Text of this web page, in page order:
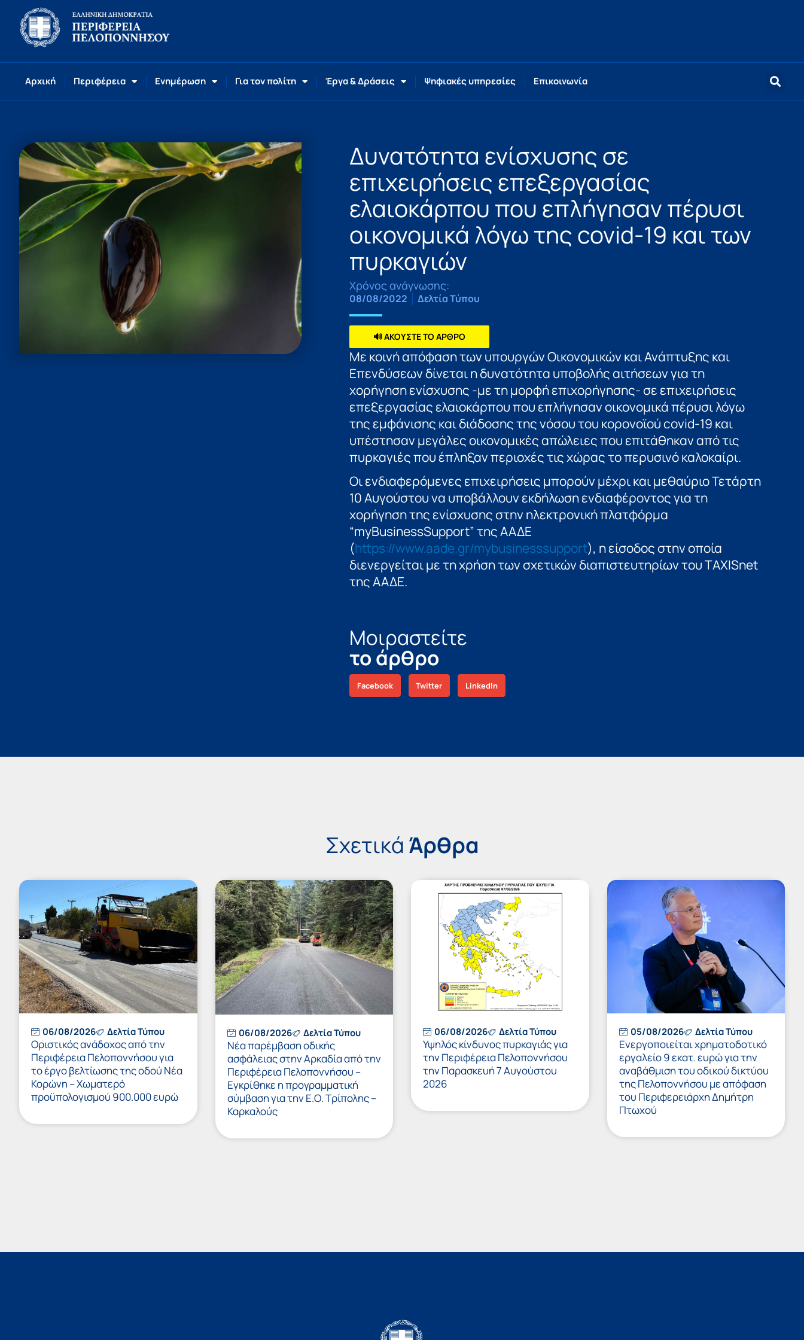
Αρχική Περιφέρεια Ενημέρωση Για τον πολίτη Έργα & Δράσεις Ψηφιακές υπηρεσίες Επικοινωνία
Δυνατότητα ενίσχυσης σε
επιχειρήσεις επεξεργασίας
ελαιοκάρπου που επλήγησαν πέρυσι
οικονομικά λόγω της covid-19 και των
πυρκαγιών
Χρόνος ανάγνωσης:
08/08/2022 Δελτία Τύπου
🔊 ΑΚΟΥΣΤΕ ΤΟ ΑΡΘΡΟ
Με κοινή απόφαση των υπουργών Οικονομικών και Ανάπτυξης και
Επενδύσεων δίνεται η δυνατότητα υποβολής αιτήσεων για τη
χορήγηση ενίσχυσης -με τη μορφή επιχορήγησης- σε επιχειρήσεις
επεξεργασίας ελαιοκάρπου που επλήγησαν οικονομικά πέρυσι λόγω
της εμφάνισης και διάδοσης της νόσου του κορονοϊού covid-19 και
υπέστησαν μεγάλες οικονομικές απώλειες που επιτάθηκαν από τις
πυρκαγιές που έπληξαν περιοχές τις χώρας το περυσινό καλοκαίρι.
Οι ενδιαφερόμενες επιχειρήσεις μπορούν μέχρι και μεθαύριο Τετάρτη
10 Αυγούστου να υποβάλλουν εκδήλωση ενδιαφέροντος για τη
χορήγηση της ενίσχυσης στην ηλεκτρονική πλατφόρμα
“myBusinessSupport” της ΑΑΔΕ
(https://www.aade.gr/mybusinesssupport), η είσοδος στην οποία
διενεργείται με τη χρήση των σχετικών διαπιστευτηρίων του TAXISnet
της ΑΑΔΕ.
Μοιραστείτε
το άρθρο
Facebook Twitter LinkedIn
Σχετικά Άρθρα
06/08/2026 Δελτία Τύπου
Οριστικός ανάδοχος από την
Περιφέρεια Πελοποννήσου για
το έργο βελτίωσης της οδού Νέα
Κορώνη – Χωματερό
προϋπολογισμού 900.000 ευρώ
06/08/2026 Δελτία Τύπου
Νέα παρέμβαση οδικής
ασφάλειας στην Αρκαδία από την
Περιφέρεια Πελοποννήσου –
Εγκρίθηκε η προγραμματική
σύμβαση για την Ε.Ο. Τρίπολης –
Καρκαλούς
06/08/2026 Δελτία Τύπου
Υψηλός κίνδυνος πυρκαγιάς για
την Περιφέρεια Πελοποννήσου
την Παρασκευή 7 Αυγούστου
2026
05/08/2026 Δελτία Τύπου
Ενεργοποιείται χρηματοδοτικό
εργαλείο 9 εκατ. ευρώ για την
αναβάθμιση του οδικού δικτύου
της Πελοποννήσου με απόφαση
του Περιφερειάρχη Δημήτρη
Πτωχού